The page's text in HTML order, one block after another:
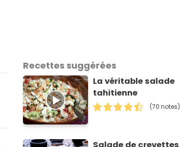
Recettes suggérées
La véritable salade
tahitienne
(70 notes)